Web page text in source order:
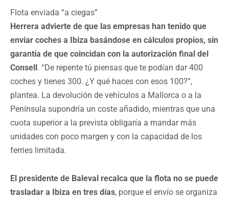
Flota enviada “a ciegas”
Herrera advierte de que las empresas han tenido que
enviar coches a Ibiza basándose en cálculos propios, sin
garantía de que coincidan con la autorización final del
Consell. “De repente tú piensas que te podían dar 400
coches y tienes 300. ¿Y qué haces con esos 100?”,
plantea. La devolución de vehículos a Mallorca o a la
Península supondría un coste añadido, mientras que una
cuota superior a la prevista obligaría a mandar más
unidades con poco margen y con la capacidad de los
ferries limitada.
El presidente de Baleval recalca que la flota no se puede
trasladar a Ibiza en tres días, porque el envío se organiza